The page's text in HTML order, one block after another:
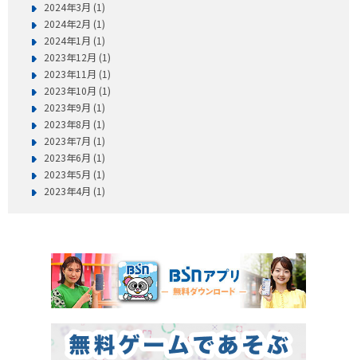
2024年3月 (1)
2024年2月 (1)
2024年1月 (1)
2023年12月 (1)
2023年11月 (1)
2023年10月 (1)
2023年9月 (1)
2023年8月 (1)
2023年7月 (1)
2023年6月 (1)
2023年5月 (1)
2023年4月 (1)